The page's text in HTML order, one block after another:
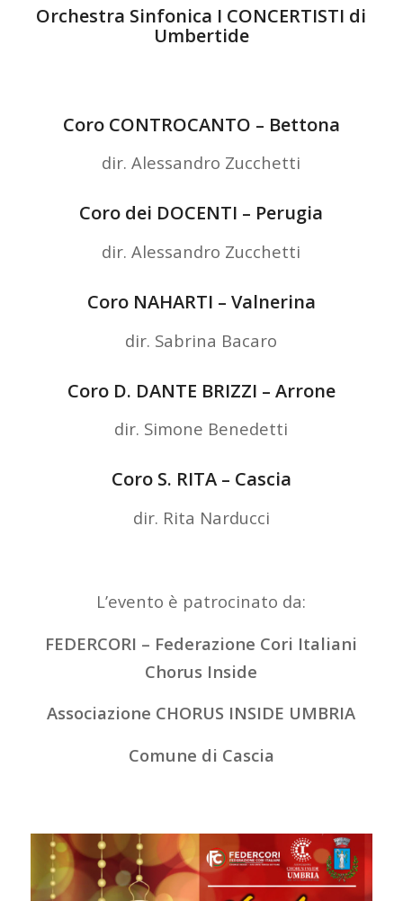
Orchestra Sinfonica I CONCERTISTI di
Umbertide
Coro CONTROCANTO – Bettona
dir. Alessandro Zucchetti
Coro dei DOCENTI – Perugia
dir. Alessandro Zucchetti
Coro NAHARTI – Valnerina
dir. Sabrina Bacaro
Coro D. DANTE BRIZZI – Arrone
dir. Simone Benedetti
Coro S. RITA – Cascia
dir. Rita Narducci
L’evento è patrocinato da:
FEDERCORI – Federazione Cori Italiani
Chorus Inside
Associazione CHORUS INSIDE UMBRIA
Comune di Cascia